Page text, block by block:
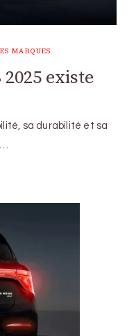
MARQUES
2025 existe
sa durabilité et sa